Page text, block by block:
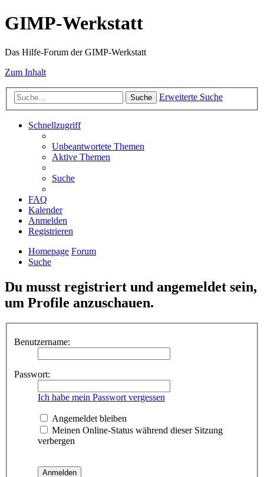
GIMP-Werkstatt
Das Hilfe-Forum der GIMP-Werkstatt
Zum Inhalt
Suche Erweiterte Suche
Schnellzugriff
Unbeantwortete Themen
Aktive Themen
Suche
FAQ
Kalender
Anmelden
Registrieren
Homepage Forum
Suche
Du musst registriert und angemeldet sein,
um Profile anzuschauen.
Benutzername:
Passwort:
Ich habe mein Passwort vergessen
Angemeldet bleiben
Meinen Online-Status während dieser Sitzung
verbergen